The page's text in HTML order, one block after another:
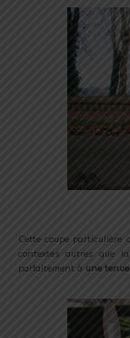
Cette coupe particulière
contextes autres que
parfaitement à une